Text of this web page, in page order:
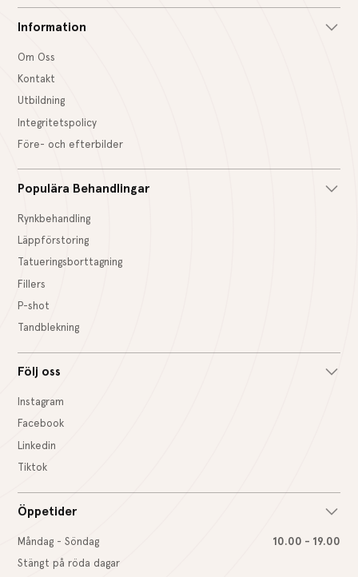
Information
Om Oss
Kontakt
Utbildning
Integritetspolicy
Före- och efterbilder
Populära Behandlingar
Rynkbehandling
Läppförstoring
Tatueringsborttagning
Fillers
P-shot
Tandblekning
Följ oss
Instagram
Facebook
Linkedin
Tiktok
Öppetider
Måndag - Söndag
10.00 - 19.00
Stängt på röda dagar